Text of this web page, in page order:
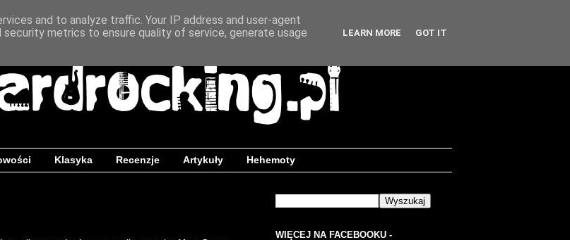
Klasyka Recenzje Artykuły Hehemoty
WIĘCEJ NA FACEBOOKU -
and to analyze traffic. Your IP address and user-agent
metrics to ensure quality of service, generate usage
LEARN MORE GOT IT